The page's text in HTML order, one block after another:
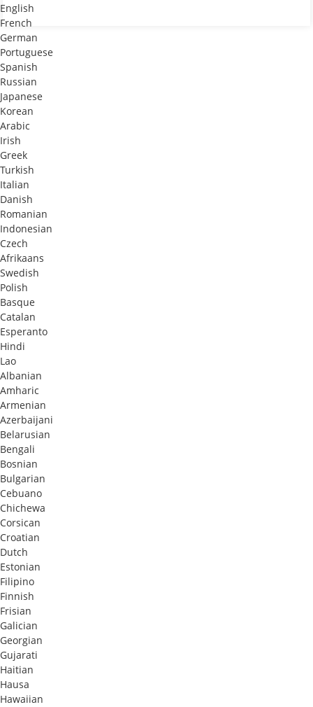
English
French
German
Portuguese
Spanish
Russian
Japanese
Korean
Arabic
Irish
Greek
Turkish
Italian
Danish
Romanian
Indonesian
Czech
Afrikaans
Swedish
Polish
Basque
Catalan
Esperanto
Hindi
Lao
Albanian
Amharic
Armenian
Azerbaijani
Belarusian
Bengali
Bosnian
Bulgarian
Cebuano
Chichewa
Corsican
Croatian
Dutch
Estonian
Filipino
Finnish
Frisian
Galician
Georgian
Gujarati
Haitian
Hausa
Hawaiian